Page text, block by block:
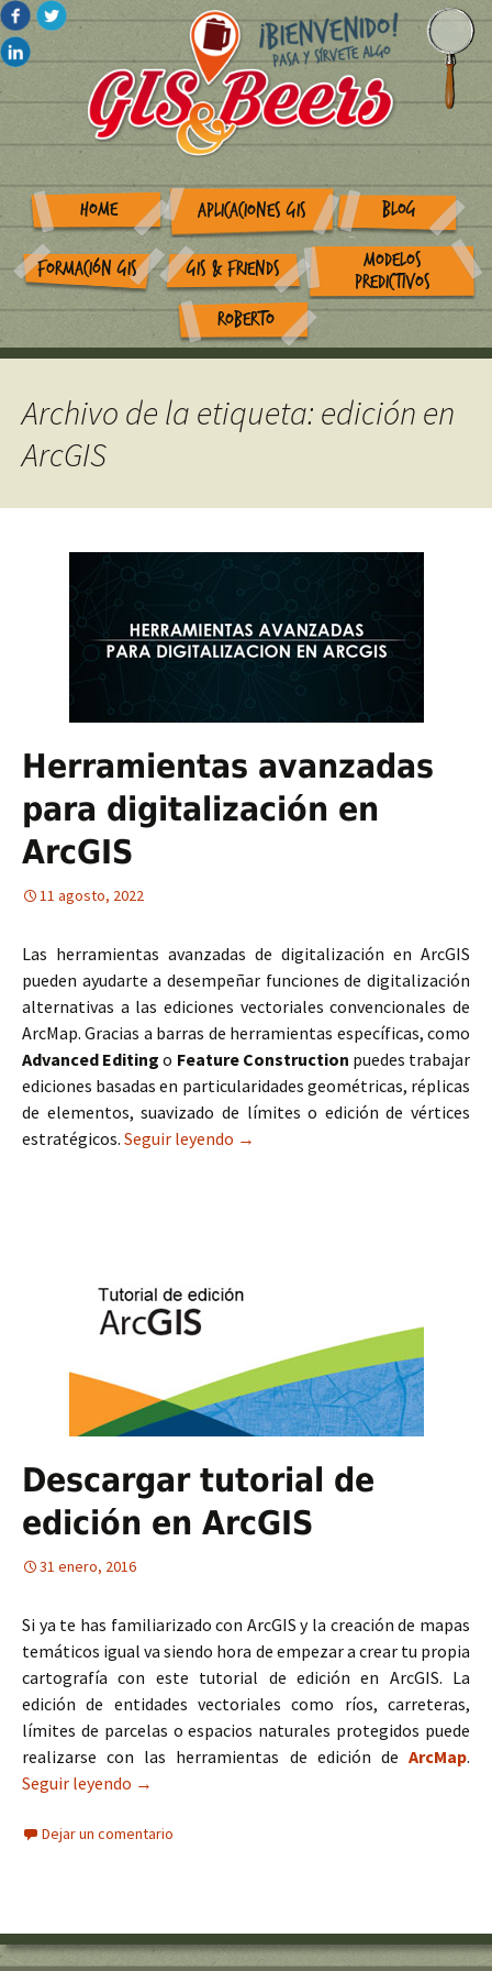
HOME APLICACIONES GIS BLOG
FORMACIÓN GIS GIS & FRIENDS
MODELOS
PREDICTIVOS
ROBERTO
Archivo de la etiqueta: edición en
ArcGIS
Herramientas avanzadas
para digitalización en
ArcGIS
11 agosto, 2022
Las herramientas avanzadas de digitalización en ArcGIS
pueden ayudarte a desempeñar funciones de digitalización
alternativas a las ediciones vectoriales convencionales de
ArcMap. Gracias a barras de herramientas específicas, como
Advanced Editing o Feature Construction puedes trabajar
ediciones basadas en particularidades geométricas, réplicas
de elementos, suavizado de límites o edición de vértices
estratégicos. Seguir leyendo Herramientas avanzadas para
→
Descargar tutorial de
edición en ArcGIS
31 enero, 2016
Si ya te has familiarizado con ArcGIS y la creación de mapas
temáticos igual va siendo hora de empezar a crear tu propia
cartografía con este tutorial de edición en ArcGIS. La
edición de entidades vectoriales como ríos, carreteras,
límites de parcelas o espacios naturales protegidos puede
realizarse con las herramientas de edición de ArcMap.
Seguir leyendo Descargar tutorial de edición en ArcGIS
→
Dejar un comentario